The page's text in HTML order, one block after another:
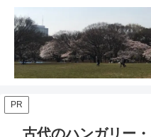
PR
古代のハンガリー